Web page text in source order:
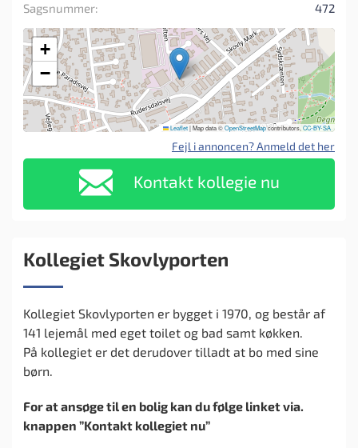
Sagsnummer:
472
+
−
Leaflet|Map data ©OpenStreetMapcontributors,CC-BY-SA
Fejl i annoncen? Anmeld det her
Kontakt kollegie nu
Kollegiet Skovlyporten
Kollegiet Skovlyporten er bygget i 1970, og består af
141 lejemål med eget toilet og bad samt køkken.
På kollegiet er det derudover tilladt at bo med sine
børn.
For at ansøge til en bolig kan du følge linket via.
knappen ”Kontakt kollegiet nu”